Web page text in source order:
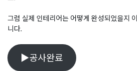
그럼 실제 인테리어는 어떻게 완성되었을지
니다.
▶공사완료